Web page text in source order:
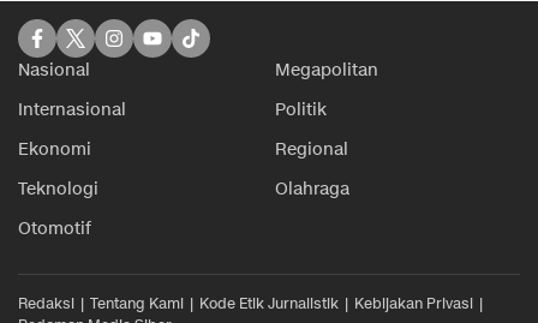
Nasional
Megapolitan
Internasional
Politik
Ekonomi
Regional
Teknologi
Olahraga
Otomotif
Redaksi Tentang Kami Kode Etik Jurnalistik
Kebijakan Privasi